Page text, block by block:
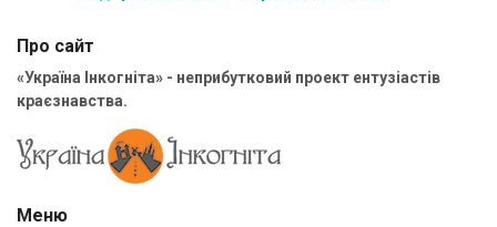
Про сайт
«Україна Інкогніта» - неприбутковий проект ентузіастів
краєзнавства.
Меню